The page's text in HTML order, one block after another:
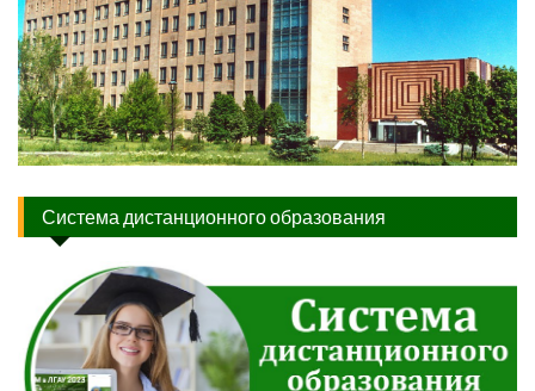
Система дистанционного образования